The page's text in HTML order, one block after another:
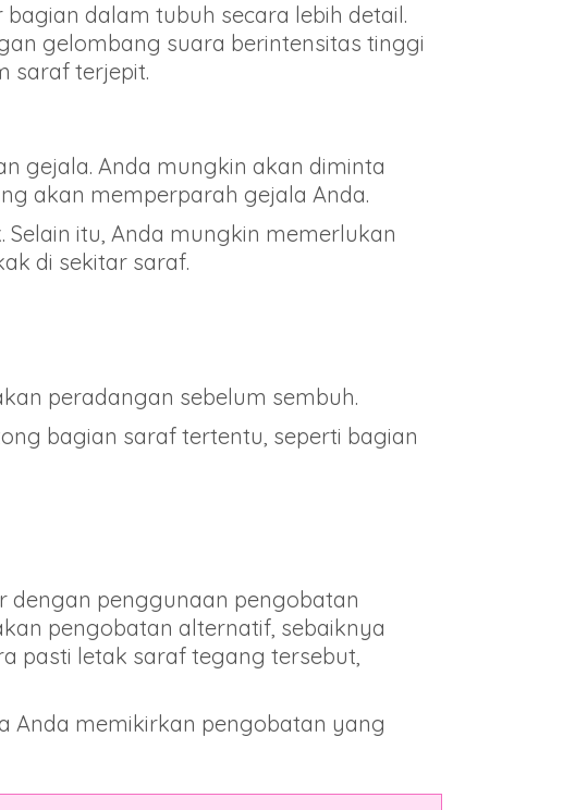
dalam tubuh secara lebih detail.
gelombang suara berintensitas tinggi
saraf terjepit.
gejala. Anda mungkin akan diminta
akan memperparah gejala Anda.
itu, Anda mungkin memerlukan
di sekitar saraf.
peradangan sebelum sembuh.
bagian saraf tertentu, seperti bagian
penggunaan pengobatan
pengobatan alternatif, sebaiknya
pasti letak saraf tegang tersebut,
Anda memikirkan pengobatan yang